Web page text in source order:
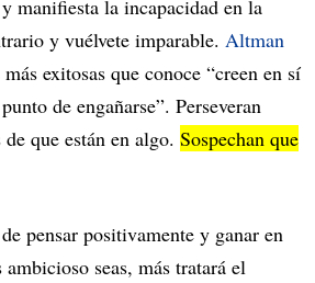
manifiesta la incapacidad en la
y vuélvete imparable. Altman
exitosas que conoce “creen en sí
de engañarse”. Perseveran
que están en algo. Sospechan que
pensar positivamente y ganar en
ambicioso seas, más tratará el